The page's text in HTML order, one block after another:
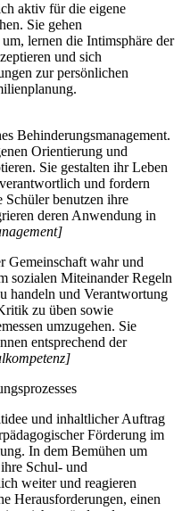
aktiv für die eigene
Sie gehen
lernen die Intimsphäre der
und sich
zur persönlichen
Behinderungsmanagement.
Orientierung und
Sie gestalten ihr Leben
und fordern
Schüler benutzen ihre
deren Anwendung in
Gemeinschaft wahr und
sozialen Miteinander Regeln
handeln und Verantwortung
zu üben sowie
umzugehen. Sie
entsprechend der
und inhaltlicher Auftrag
Förderung im
In dem Bemühen um
Schul- und
weiter und reagieren
Herausforderungen, einen